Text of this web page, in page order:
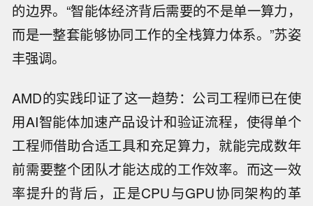
的边界。“智能体经济背后需要的不是单一算力，
而是一整套能够协同工作的全栈算力体系。”苏姿
丰强调。
AMD的实践印证了这一趋势：公司工程师已在使
用AI智能体加速产品设计和验证流程，使得单个
工程师借助合适工具和充足算力，就能完成数年
前需要整个团队才能达成的工作效率。而这一效
率提升的背后，正是CPU与GPU协同架构的革